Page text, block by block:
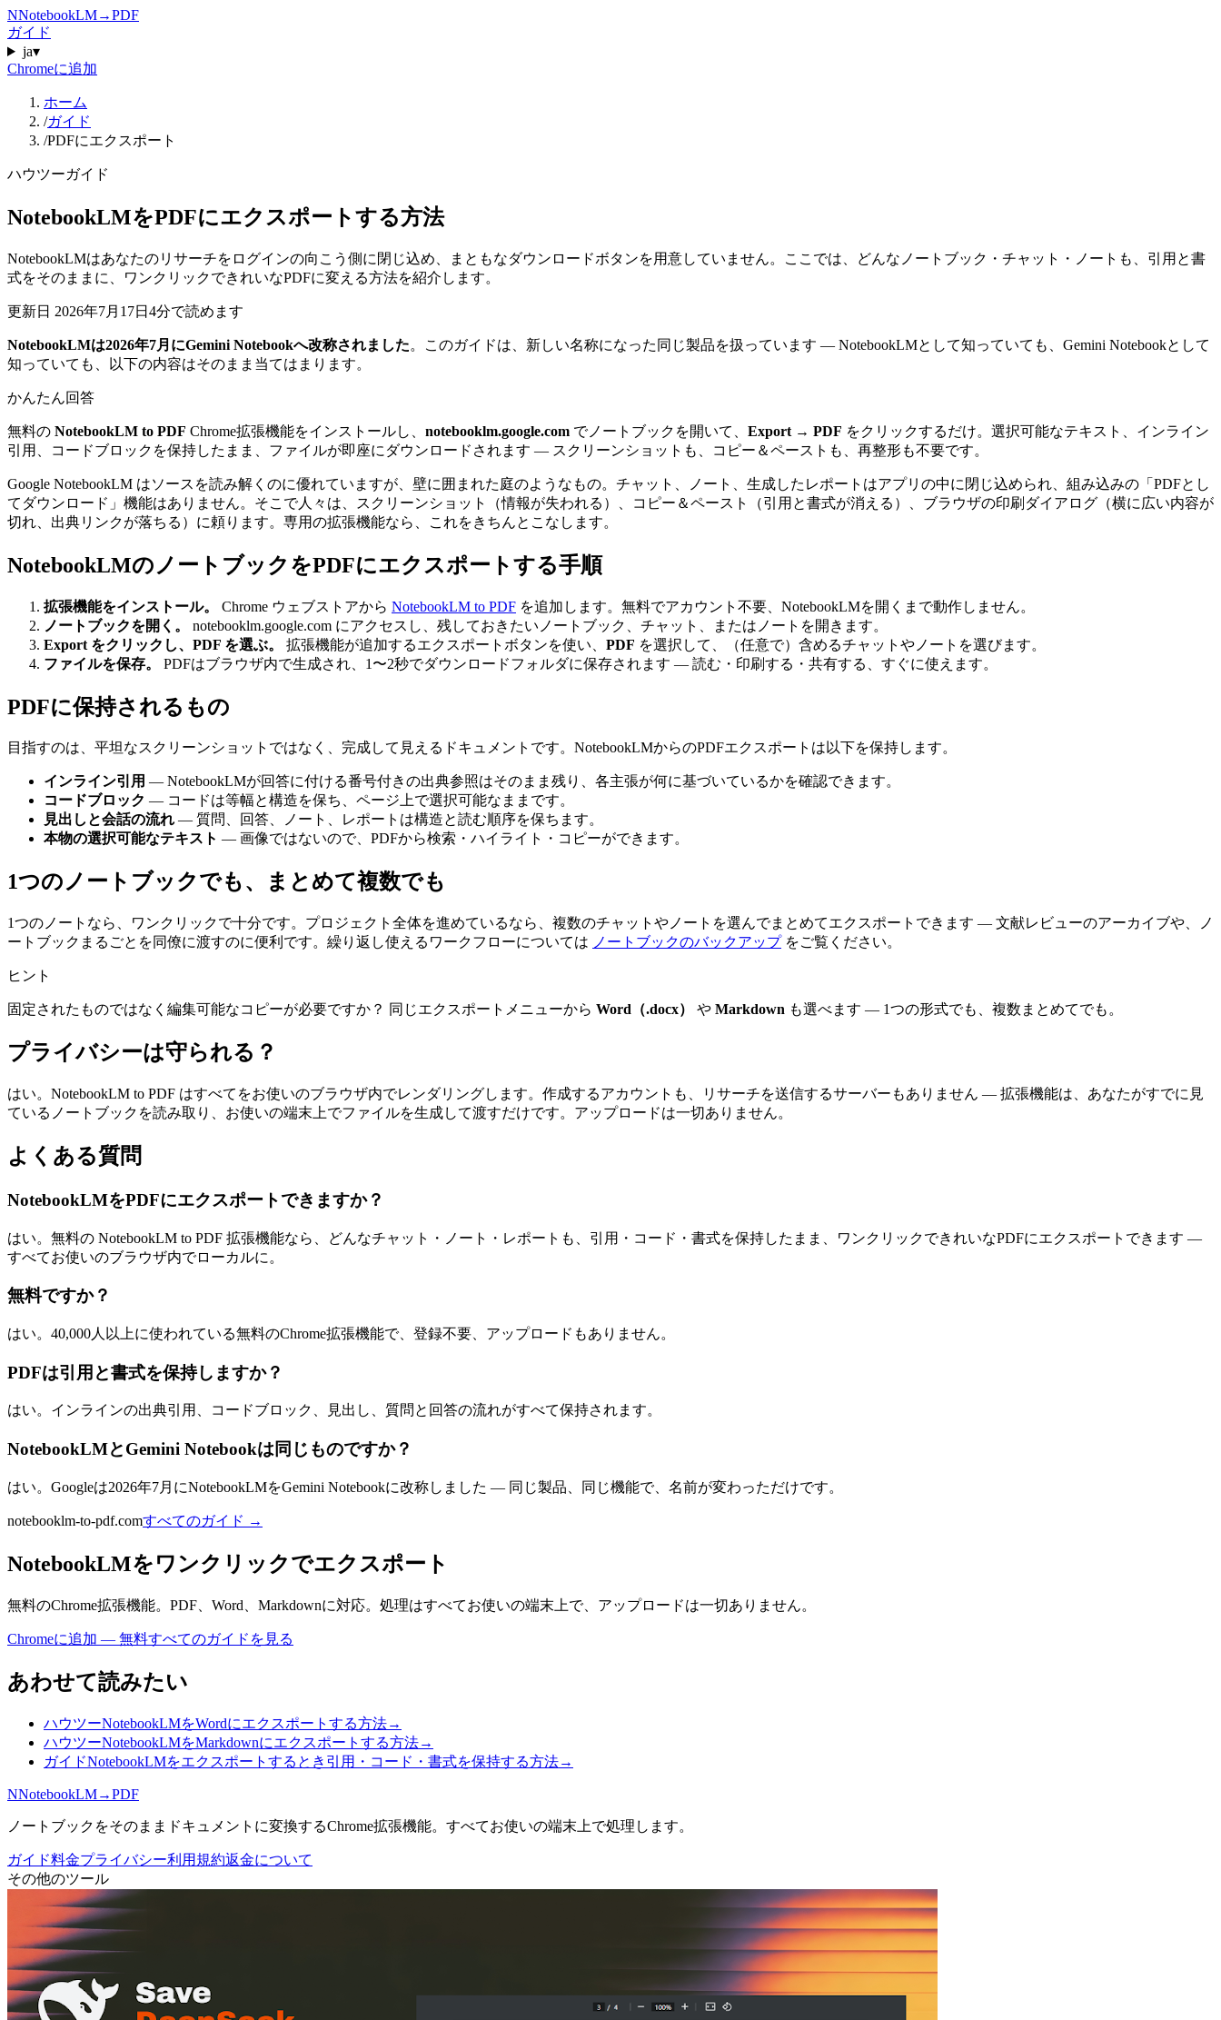
NNotebookLM→PDF
ガイド
ja▾
Chromeに追加
ホーム
/ガイド
/PDFにエクスポート
ハウツーガイド
NotebookLMをPDFにエクスポートする方法
NotebookLMはあなたのリサーチをログインの向こう側に閉じ込め、まともなダウンロードボタンを用意していません。ここでは、どんなノートブック・チャット・ノートも、引用と書
式をそのままに、ワンクリックできれいなPDFに変える方法を紹介します。
更新日 2026年7月17日 4分で読めます
NotebookLMは2026年7月にGemini Notebookへ改称されました。このガイドは、新しい名称になった同じ製品を扱っています — NotebookLMとして知っていても、Gemini Notebookとして
知っていても、以下の内容はそのまま当てはまります。
かんたん回答
無料の NotebookLM to PDF Chrome拡張機能をインストールし、 notebooklm.google.com でノートブックを開いて、 Export → PDF をクリックするだけ。選択可能なテキスト、インライン
引用、コードブロックを保持したまま、ファイルが即座にダウンロードされます — スクリーンショットも、コピー＆ペーストも、再整形も不要です。
Google NotebookLM はソースを読み解くのに優れていますが、壁に囲まれた庭のようなもの。チャット、ノート、生成したレポートはアプリの中に閉じ込められ、組み込みの「PDFとし
てダウンロード」機能はありません。そこで人々は、スクリーンショット（情報が失われる）、コピー＆ペースト（引用と書式が消える）、ブラウザの印刷ダイアログ（横に広い内容が
切れ、出典リンクが落ちる）に頼ります。専用の拡張機能なら、これをきちんとこなします。
NotebookLMのノートブックをPDFにエクスポートする手順
拡張機能をインストール。 Chrome ウェブストアから NotebookLM to PDF を追加します。無料でアカウント不要、NotebookLMを開くまで動作しません。
ノートブックを開く。
notebooklm.google.com にアクセスし、残しておきたいノートブック、チャット、またはノートを開きます。
Export をクリックし、PDF を選ぶ。
拡張機能が追加するエクスポートボタンを使い、 PDF を選択して、（任意で）含めるチャットやノートを選びます。
ファイルを保存。
PDFはブラウザ内で生成され、1〜2秒でダウンロードフォルダに保存されます — 読む・印刷する・共有する、すぐに使えます。
PDFに保持されるもの
目指すのは、平坦なスクリーンショットではなく、完成して見えるドキュメントです。NotebookLMからのPDFエクスポートは以下を保持します。
インライン引用 — NotebookLMが回答に付ける番号付きの出典参照はそのまま残り、各主張が何に基づいているかを確認できます。
コードブロック — コードは等幅と構造を保ち、ページ上で選択可能なままです。
見出しと会話の流れ — 質問、回答、ノート、レポートは構造と読む順序を保ちます。
本物の選択可能なテキスト — 画像ではないので、PDFから検索・ハイライト・コピーができます。
1つのノートブックでも、まとめて複数でも
1つのノートなら、ワンクリックで十分です。プロジェクト全体を進めているなら、複数のチャットやノートを選んでまとめてエクスポートできます — 文献レビューのアーカイブや、ノ
ートブックまるごとを同僚に渡すのに便利です。繰り返し使えるワークフローについては ノートブックのバックアップをご覧ください。
ヒント
固定されたものではなく編集可能なコピーが必要ですか？ 同じエクスポートメニューから Word（.docx） や Markdown も選べます — 1つの形式でも、複数まとめてでも。
プライバシーは守られる？
はい。NotebookLM to PDF はすべてをお使いのブラウザ内でレンダリングします。作成するアカウントも、リサーチを送信するサーバーもありません — 拡張機能は、あなたがすでに見
ているノートブックを読み取り、お使いの端末上でファイルを生成して渡すだけです。アップロードは一切ありません。
よくある質問
NotebookLMをPDFにエクスポートできますか？
はい。無料の NotebookLM to PDF 拡張機能なら、どんなチャット・ノート・レポートも、引用・コード・書式を保持したまま、ワンクリックできれいなPDFにエクスポートできます —
すべてお使いのブラウザ内でローカルに。
無料ですか？
はい。40,000人以上に使われている無料のChrome拡張機能で、登録不要、アップロードもありません。
PDFは引用と書式を保持しますか？
はい。インラインの出典引用、コードブロック、見出し、質問と回答の流れがすべて保持されます。
NotebookLMとGemini Notebookは同じものですか？
はい。Googleは2026年7月にNotebookLMをGemini Notebookに改称しました — 同じ製品、同じ機能で、名前が変わっただけです。
notebooklm-to-pdf.comすべてのガイド →
NotebookLMをワンクリックでエクスポート
無料のChrome拡張機能。PDF、Word、Markdownに対応。処理はすべてお使いの端末上で、アップロードは一切ありません。
Chromeに追加 — 無料すべてのガイドを見る
あわせて読みたい
ハウツーNotebookLMをWordにエクスポートする方法→
ハウツーNotebookLMをMarkdownにエクスポートする方法→
ガイドNotebookLMをエクスポートするとき引用・コード・書式を保持する方法→
NNotebookLM→PDF
ノートブックをそのままドキュメントに変換するChrome拡張機能。すべてお使いの端末上で処理します。
ガイド料金プライバシー利用規約返金について
その他のツール